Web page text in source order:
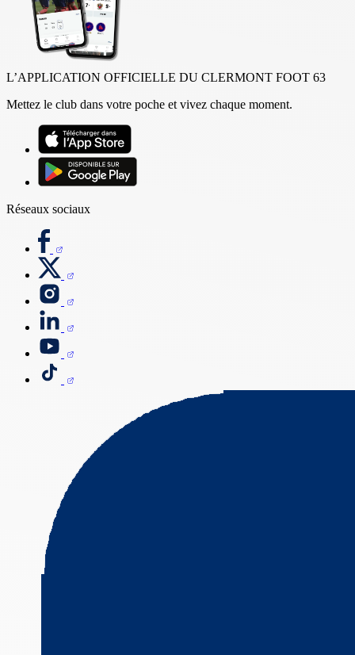
L’APPLICATION OFFICIELLE DU CLERMONT FOOT 63
Mettez le club dans votre poche et vivez chaque moment.
Réseaux sociaux